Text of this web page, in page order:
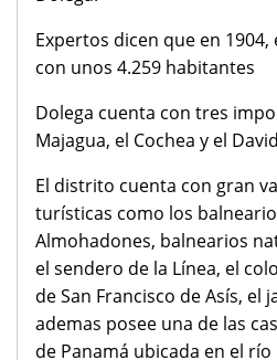
Expertos dicen que en
con unos 4.259 habitantes
Dolega cuenta con tres
Majagua, el Cochea y el
El distrito cuenta con gran
turísticas como los
Almohadones, balnearios
el sendero de la Línea, el
de San Francisco de Asís, el
ademas posee una de las
de Panamá ubicada en el río